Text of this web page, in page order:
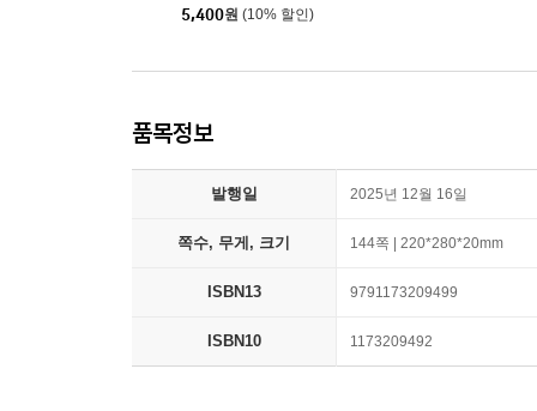
5,400원 (10% 할인)
품목정보
발행일 2025년 12월 16일
쪽수, 무게, 크기 144쪽 | 220*280*20mm
ISBN13 9791173209499
ISBN10 1173209492